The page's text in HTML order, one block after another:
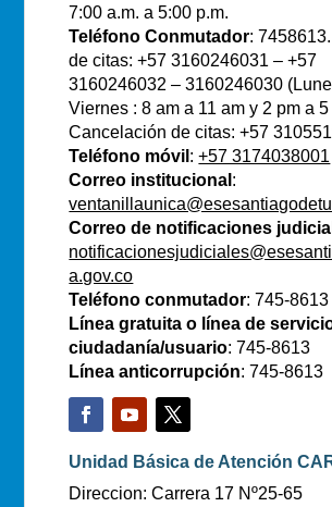
7:00 a.m. a 5:00 p.m.
Teléfono Conmutador:
de citas: +57 3160246031 – +57
3160246032 – 3160246030
Viernes : 8 am a 11 am y 2 pm a 5
Cancelación de citas: +57
Teléfono móvil :+57 3174038001
Correo institucional :
Correo de notificaciones
a.gov.co
Teléfono conmutador: 745-8613
Línea gratuita o línea de
ciudadanía/usuario: 745-8613
Línea anticorrupción: 745-8613
Unidad Básica de Atención
Direccion: Carrera 17 Nº25-65